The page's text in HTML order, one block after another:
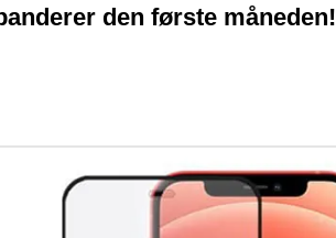
den første måneden!